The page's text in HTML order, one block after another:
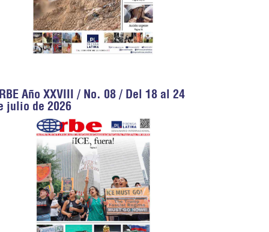
Año XXVIII / No. 08 / Del 18 al 24
julio de 2026